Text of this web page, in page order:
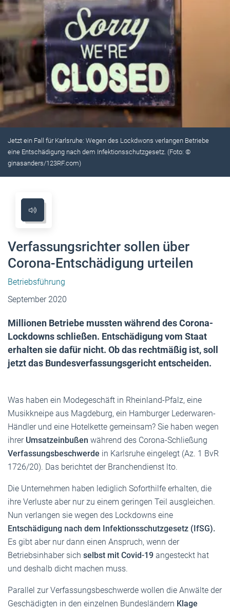
Jetzt ein Fall für Karlsruhe: Wegen des Lockdwons verlangen Betriebe
eine Entschädigung nach dem Infektionsschutzgesetz. (Foto: ©
ginasanders/123RF.com)
Verfassungsrichter sollen über
Corona-Entschädigung urteilen
Betriebsführung
September 2020
Millionen Betriebe mussten während des Corona-
Lockdowns schließen. Entschädigung vom Staat
erhalten sie dafür nicht. Ob das rechtmäßig ist, soll
jetzt das Bundesverfassungsgericht entscheiden.
Was haben ein Modegeschäft in Rheinland-Pfalz, eine
Musikkneipe aus Magdeburg, ein Hamburger Lederwaren-
Händler und eine Hotelkette gemeinsam? Sie haben wegen
ihrer Umsatzeinbußen während des Corona-Schließung
Verfassungsbeschwerde in Karlsruhe eingelegt (Az. 1 BvR
1726/20). Das berichtet der Branchendienst lto.
Die Unternehmen haben lediglich Soforthilfe erhalten, die
ihre Verluste aber nur zu einem geringen Teil ausgleichen.
Nun verlangen sie wegen des Lockdowns eine
Entschädigung nach dem Infektionsschutzgesetz (IfSG).
Es gibt aber nur dann einen Anspruch, wenn der
Betriebsinhaber sich selbst mit Covid-19 angesteckt hat
und deshalb dicht machen muss.
Parallel zur Verfassungsbeschwerde wollen die Anwälte der
Geschädigten in den einzelnen Bundesländern Klage